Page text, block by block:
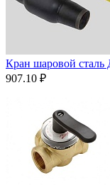
Кран шаровой
907.10 ₽